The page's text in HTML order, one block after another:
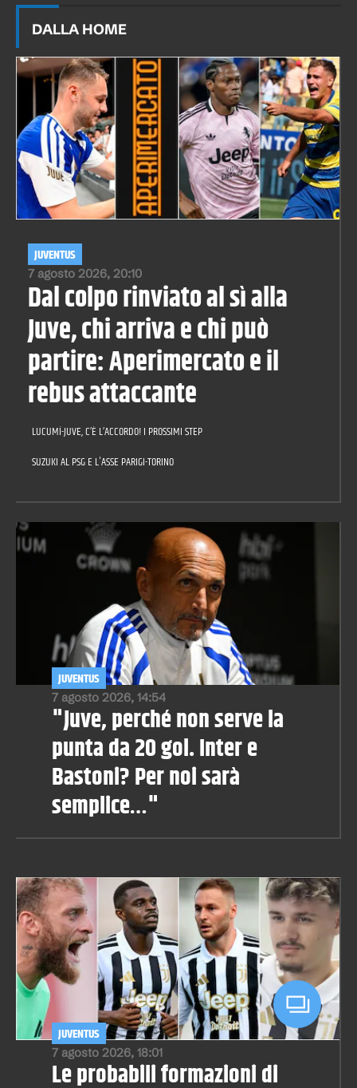
DALLA HOME
7 agosto 2026, 20:10
JUVENTUS
Dal colpo rinviato al sì alla
Juve, chi arriva e chi può
partire: Aperimercato e il
rebus attaccante
LUCUMÍ-JUVE, C’È L’ACCORDO! I PROSSIMI STEP
SUZUKI AL PSG E L'ASSE PARIGI-TORINO
7 agosto 2026, 14:54
JUVENTUS
"Juve, perché non serve la
punta da 20 gol. Inter e
Bastoni? Per noi sarà
semplice…"
7 agosto 2026, 18:01
JUVENTUS
Le probabili formazioni di